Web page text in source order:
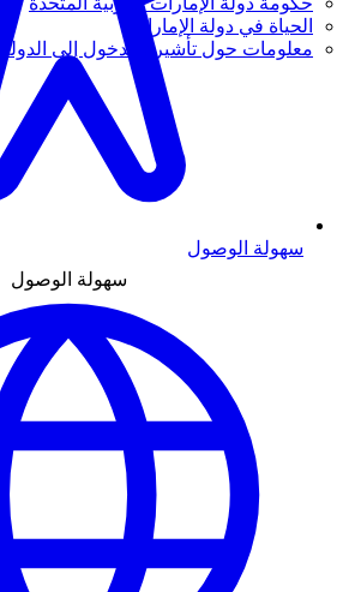
الحياة في دولة الإمارات
معلومات حول تأشيرة الدخول إلى الدولة
سهولة الوصول
سهولة الوصول